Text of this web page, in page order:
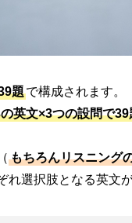
題で構成されます。
英文×3つの設問で39
もちろんリスニング
選択肢となる英文